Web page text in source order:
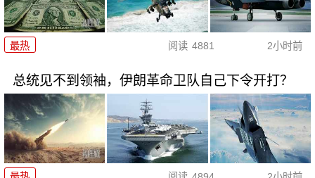
最热 阅读 4881 2小时前
总统见不到领袖，伊朗革命卫队自己下令开打？